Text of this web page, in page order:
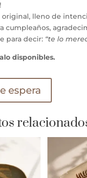
original, lleno de
cumpleaños,
para decir: “te lo
disponibles.
espera